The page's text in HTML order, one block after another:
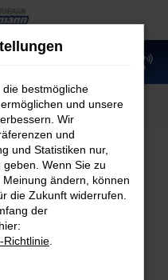
bestmögliche
und unsere
Wir
und
und Statistiken nur,
Wenn Sie zu
ändern, können
die Zukunft widerrufen.
der
Richtlinie